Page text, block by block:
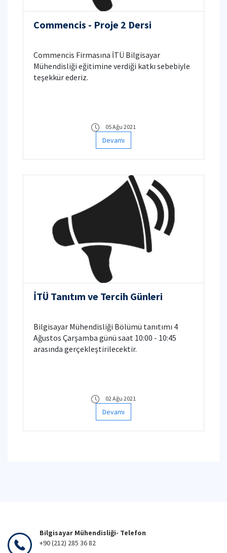
Commencis - Proje 2 Dersi
Commencis Firmasına İTÜ Bilgisayar
Mühendisliği eğitimine verdiği katkı sebebiyle
teşekkür ederiz.
05 Ağu 2021
Devamı
İTÜ Tanıtım ve Tercih Günleri
Bilgisayar Mühendisliği Bölümü tanıtımı 4
Ağustos Çarşamba günü saat 10:00 - 10:45
arasında gerçekleştirilecektir.
02 Ağu 2021
Devamı
Bilgisayar Mühendisliği- Telefon
+90 (212) 285 36 82